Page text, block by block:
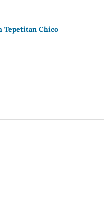
Tepetitan Chico